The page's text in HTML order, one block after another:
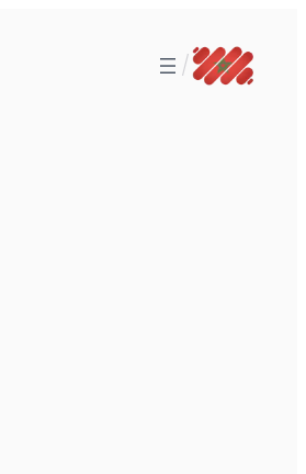
المحتوى
/